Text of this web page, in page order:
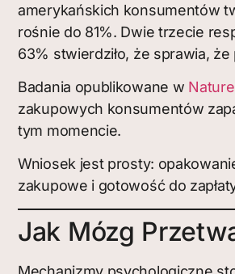
amerykańskich konsumentów
rośnie do 81%. Dwie trzecie
63% stwierdziło, że sprawia,
Badania opublikowane w
zakupowych konsumentów
tym momencie.
Wniosek jest prosty:
zakupowe i gotowość do
Jak Mózg